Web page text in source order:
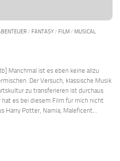
/ FANTASY/ FILM/ MUSICAL
Manchmal ist es eben keine allzu
Der Versuch, klassische Musik
zu transferieren ist durchaus
hat es bei diesem Film für mich nicht
Potter, Narnia, Maleficent...